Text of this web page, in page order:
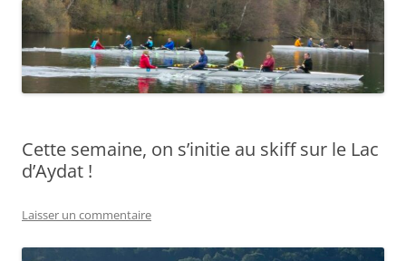
Cette semaine, on s’initie au skiff sur le Lac
d’Aydat !
Laisser un commentaire